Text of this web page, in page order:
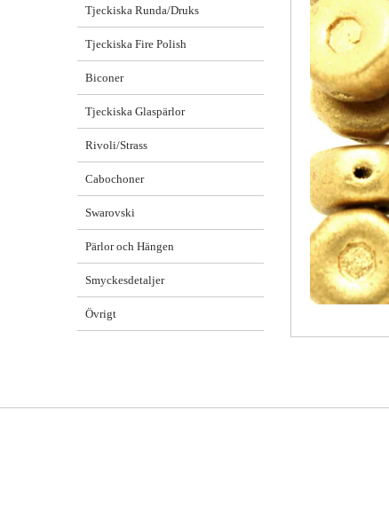
Tjeckiska Runda/Druks
Tjeckiska Fire Polish
Biconer
Tjeckiska Glaspärlor
Rivoli/Strass
Cabochoner
Swarovski
Pärlor och Hängen
Smyckesdetaljer
Övrigt